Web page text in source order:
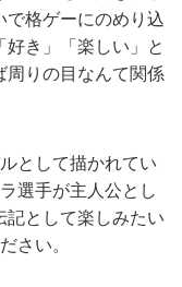
で格ゲーにのめり込
き」「楽しい」と
周りの目なんて関係
として描かれてい
選手が主人公とし
記として楽しみたい
さい。